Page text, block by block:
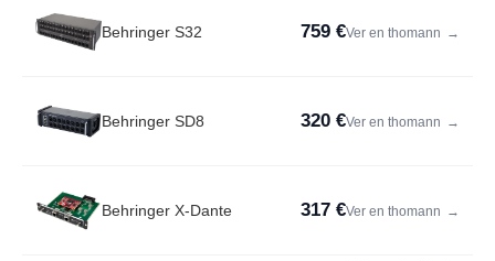
Behringer S32 759 €Ver en thomann →
Behringer SD8 320 €Ver en thomann →
Behringer X-Dante 317 €Ver en thomann →